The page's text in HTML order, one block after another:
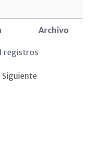
Archivo
registros
Siguiente